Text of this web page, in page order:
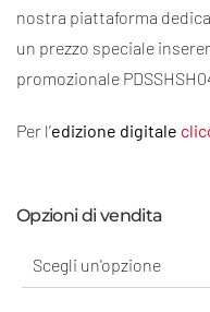
nostra piattaforma
un prezzo speciale
promozionale
Per l’edizione digitale
Opzioni di vendita